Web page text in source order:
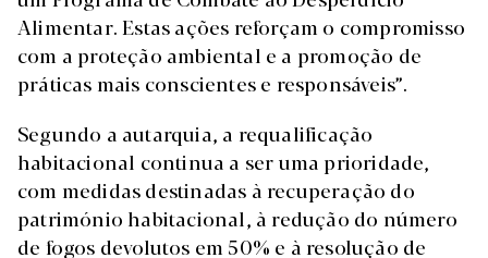
Alimentar. Estas ações reforçam o compromisso
com a proteção ambiental e a promoção de
práticas mais conscientes e responsáveis”.
Segundo a autarquia, a requalificação
habitacional continua a ser uma prioridade,
com medidas destinadas à recuperação do
património habitacional, à redução do número
de fogos devolutos em 50% e à resolução de